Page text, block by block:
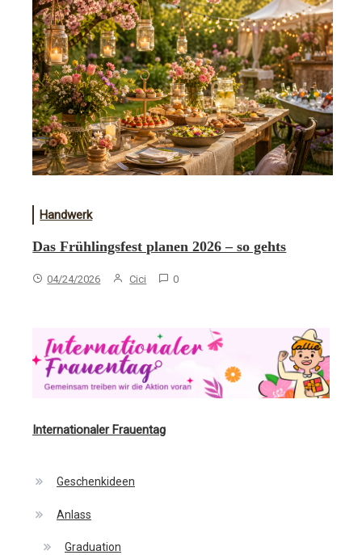
Handwerk
Das Frühlingsfest planen 2026 – so gehts
04/24/2026 Cici 0
Internationaler Frauentag
Geschenkideen
Anlass
Graduation